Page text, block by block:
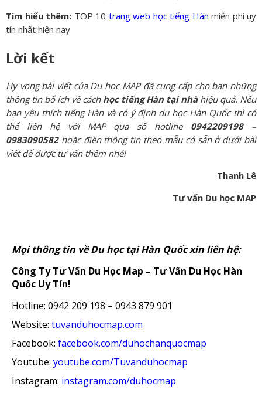
Tìm hiểu thêm: TOP 10 trang web học tiếng Hàn miễn phí uy
tín nhất hiện nay
Lời kết
Hy vọng bài viết của Du học MAP đã cung cấp cho bạn những
thông tin bổ ích về cáchhọc tiếng Hàn tại nhàhiệu quả. Nếu
bạn yêu thích tiếng Hàn và có ý định du học Hàn Quốc thì có
thể liên hệ với MAP qua số hotline 0942209198 –
0983090582hoặc điền thông tin theo mẫu có sẵn ở dưới bài
viết để được tư vấn thêm nhé!
Thanh Lê
Tư vấn Du học MAP
Mọi thông tin về Du học tại Hàn Quốc xin liên hệ:
Công Ty Tư Vấn Du Học Map – Tư Vấn Du Học Hàn
Quốc Uy Tín!
Hotline: 0942 209 198 – 0943 879 901
Website: tuvanduhocmap.com
Facebook: facebook.com/duhochanquocmap
Youtube: youtube.com/Tuvanduhocmap
Instagram: instagram.com/duhocmap